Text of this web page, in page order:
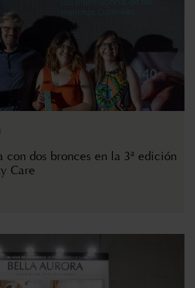
con dos bronces en la 3ª edición
Care